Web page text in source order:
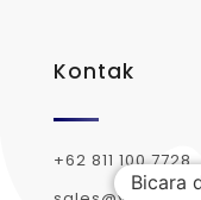
Kontak
+62 811 100 7728
Bicara